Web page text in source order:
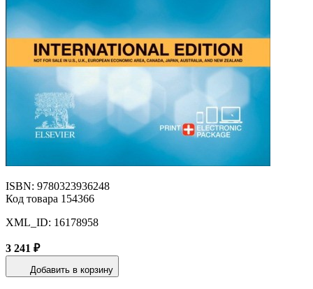
ISBN: 9780323936248
Код товара 154366
XML_ID: 16178958
3 241 ₽
Добавить в корзину